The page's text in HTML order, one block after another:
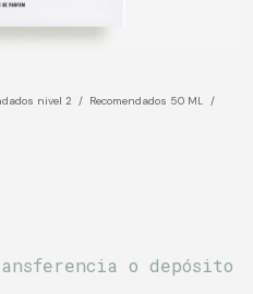
nivel 2 / Recomendados 50 ML /
o depósito